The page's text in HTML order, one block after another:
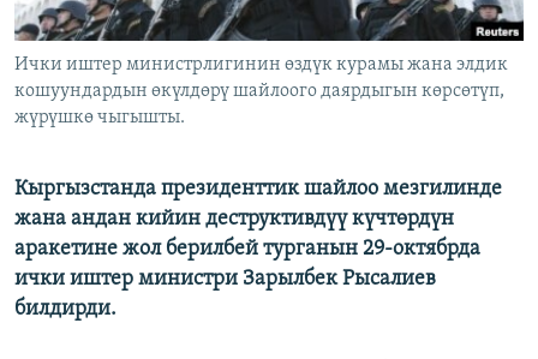
ЭЕ/АРнун бардык сайттары
Ички иштер министрлигинин өздүк курамы жана элдик
кошуундардын өкүлдөрү шайлоого даярдыгын көрсөтүп,
жүрүшкө чыгышты.
Кыргызстанда президенттик шайлоо мезгилинде
жана андан кийин деструктивдүү күчтөрдүн
аракетине жол берилбей турганын 29-октябрда
ички иштер министри Зарылбек Рысалиев
билдирди.